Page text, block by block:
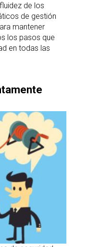
de los
de gestión
mantener
los pasos que
en todas las